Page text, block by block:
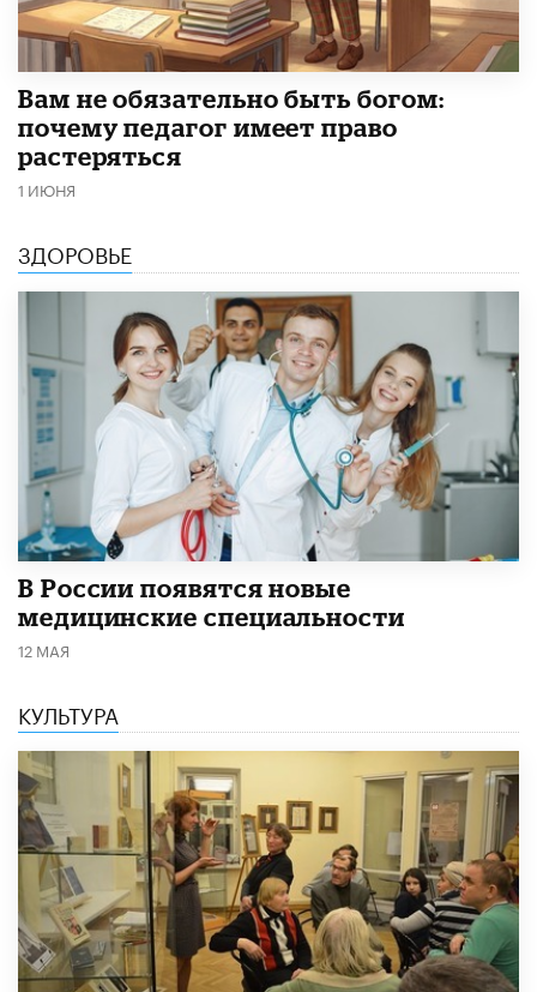
​Вам не обязательно быть богом:
почему педагог имеет право
растеряться
1 ИЮНЯ
ЗДОРОВЬЕ
В России появятся новые
медицинские специальности
12 МАЯ
КУЛЬТУРА